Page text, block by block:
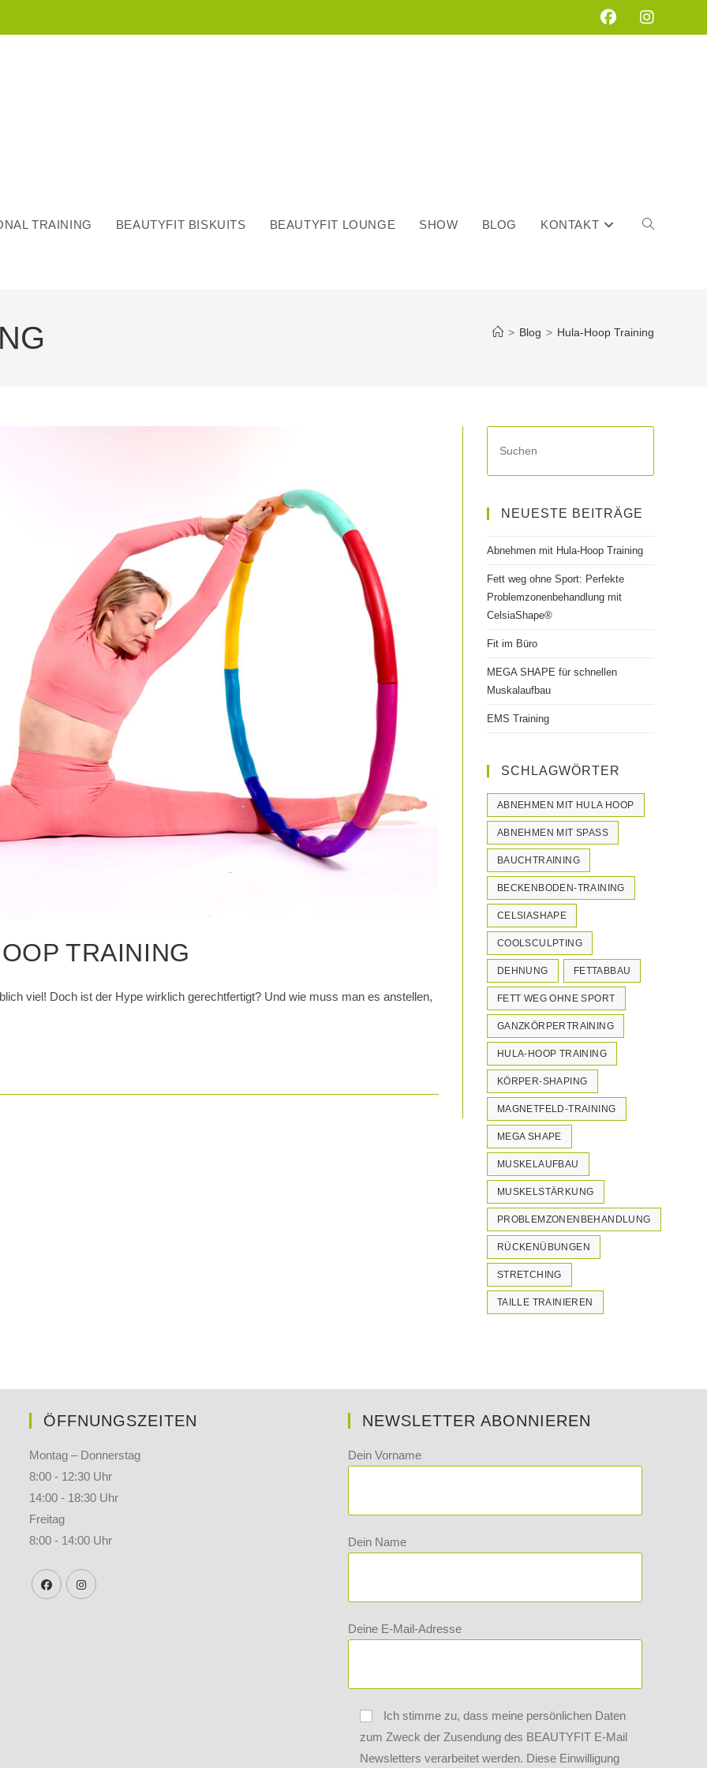
TRAINING BEAUTYFIT BISKUITS BEAUTYFIT LOUNGE SHOW BLOG KONTAKT WEBSITE-
> Blog > Hula-Hoop Training
TRAINING
viel! Doch ist der Hype wirklich gerechtfertigt? Und wie muss man es anstellen,
to
NEUESTE BEITRÄGE
Abnehmen mit Hula-Hoop Training
Fett weg ohne Sport: Perfekte
Problemzonenbehandlung mit
CelsiaShape®
Fit im Büro
MEGA SHAPE für schnellen
Muskalaufbau
EMS Training
SCHLAGWÖRTER
ABNEHMEN MIT HULA HOOP
ABNEHMEN MIT SPASS
BAUCHTRAINING
BECKENBODEN-TRAINING
CELSIASHAPE
COOLSCULPTING
DEHNUNG FETTABBAU
FETT WEG OHNE SPORT
GANZKÖRPERTRAINING
HULA-HOOP TRAINING
KÖRPER-SHAPING
MAGNETFELD-TRAINING
MEGA SHAPE
MUSKELAUFBAU
MUSKELSTÄRKUNG
PROBLEMZONENBEHANDLUNG
RÜCKENÜBUNGEN
STRETCHING
TAILLE TRAINIEREN
ÖFFNUNGSZEITEN
Montag – Donnerstag
8:00 - 12:30 Uhr
14:00 - 18:30 Uhr
Freitag
8:00 - 14:00 Uhr
NEWSLETTER ABONNIEREN
Dein Vorname
Dein Name
Deine E-Mail-Adresse
Ich stimme zu, dass meine persönlichen Daten
zum Zweck der Zusendung des BEAUTYFIT E-Mail
Newsletters verarbeitet werden. Diese Einwilligung